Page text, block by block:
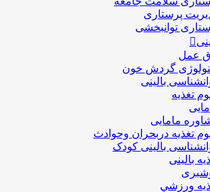
پرستاری
توانبخشی
عمل
گردش خون
بالینی
تغذیه
مامایی
تغذیه دربحران وحوادث
بالینی کودک
بالینی
ورزشي